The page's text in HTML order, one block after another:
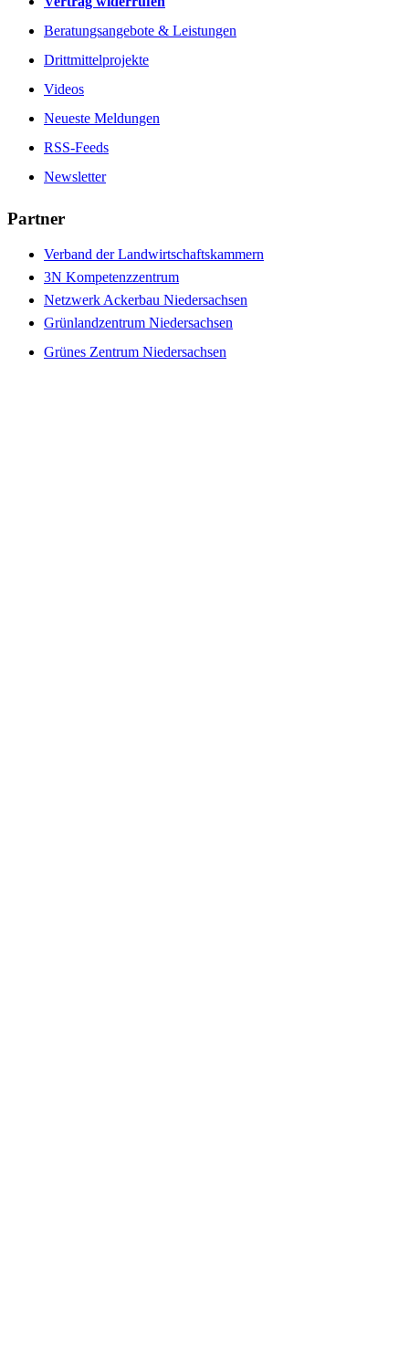
Beratungsangebote & Leistungen
Drittmittelprojekte
Videos
Neueste Meldungen
RSS-Feeds
Newsletter
Partner
Verband der Landwirtschaftskammern
3N Kompetenzzentrum
Netzwerk Ackerbau Niedersachsen
Grünlandzentrum Niedersachsen
Grünes Zentrum Niedersachsen